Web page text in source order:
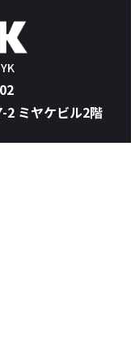
2 ミヤケビル2階